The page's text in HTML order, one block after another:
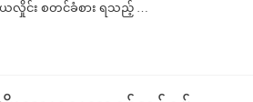
တိယလှိုင်း စတင်ခံစား ရသည့် …